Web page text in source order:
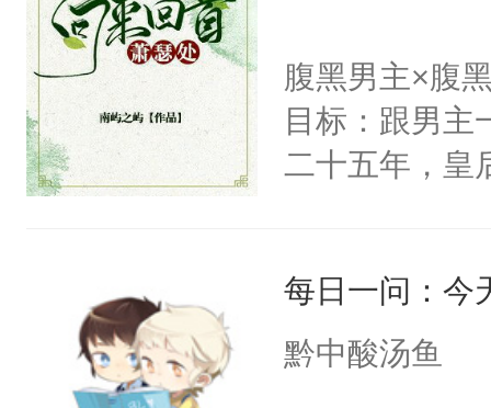
戚恩的信息，
狗滚吧。]程
已发出，但被
腹黑男主×腹
目标：跟男主
二十五年，皇
第五年，沛帝
三皇子云黎晗
每日一问：今
黔中酸汤鱼